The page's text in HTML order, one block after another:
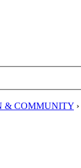
& COMMUNITY ›